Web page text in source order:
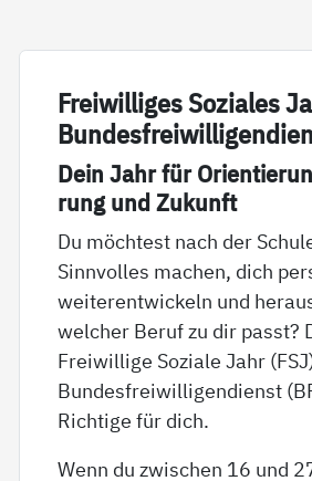
Frei­wil­li­ges So­zia­les
Dein Jahr für
rung und Zu­kunft
Du möchtest nach der
Sinnvolles machen, dich
weiterentwickeln und
welcher Beruf zu dir passt?
Freiwillige Soziale Jahr
Bundesfreiwilligendienst
Richtige für dich.
Wenn du zwischen 16 und